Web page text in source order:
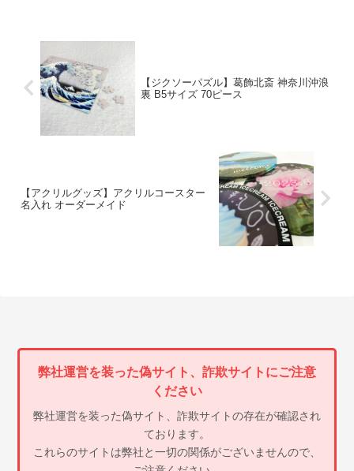
【ジクソーパズル】葛飾北斎 神奈川沖浪
裏 B5サイズ 70ピース
【アクリルグッズ】アクリルコースター
名入れ オーダーメイド
弊社運営を装った偽サイト、詐欺サイトにご注意
ください
弊社運営を装った偽サイト、詐欺サイトの存在が確認され
ております。
これらのサイトは弊社と一切の関係がございませんので、